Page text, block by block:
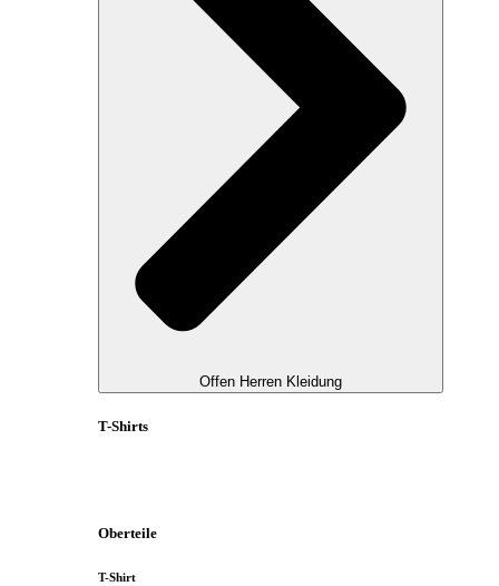
Offen Herren Kleidung
T-Shirts
Oberteile
T-Shirt